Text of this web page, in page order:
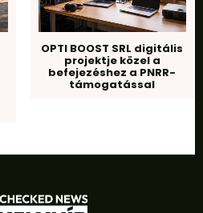
OPTI BOOST SRL digitális
projektje közel a
befejezéshez a PNRR-
támogatással